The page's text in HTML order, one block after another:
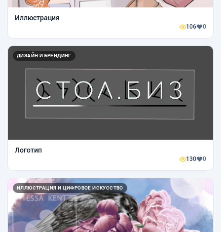
Иллюстрация
106 0
ДИЗАЙН И БРЕНДИНГ
Логотип
130 0
ИЛЛЮСТРАЦИЯ И ЦИФРОВОЕ ИСКУССТВО